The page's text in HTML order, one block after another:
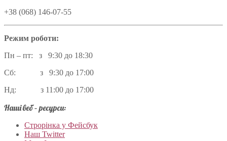
+38 (068) 146-07-55
Режим роботи:
Пн – пт: з 9:30 до 18:30
Сб: з 9:30 до 17:00
Нд: з 11:00 до 17:00
Наші веб – ресурси:
Строрінка у Фейсбук
Наш Twitter